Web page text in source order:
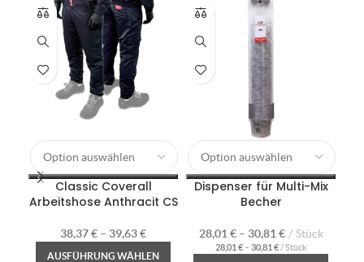
Classic Coverall
Arbeitshose Anthracit CS
38,37€ – 39,63€
AUSFÜHRUNG WÄHLEN
Dispenser für Multi-Mix
Becher
28,01 €– 30,81 € Stück
28,01 €–30,81 €/Stück